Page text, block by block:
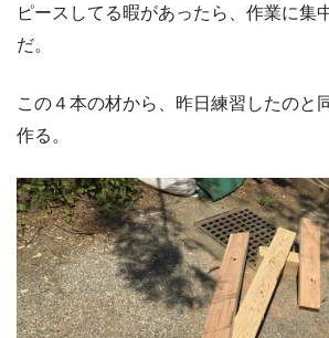
ピースしてる暇があったら、作業に集
だ。
この４本の材から、昨日練習したのと
作る。